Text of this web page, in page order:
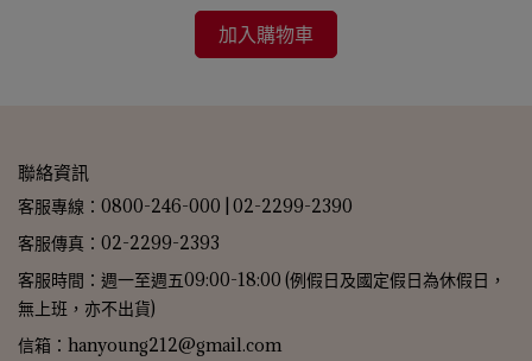
加入購物車
聯絡資訊
客服專線：0800-246-000 | 02-2299-2390
客服傳真：02-2299-2393
客服時間：週一至週五09:00-18:00 (例假日及國定假日為休假日，
無上班，亦不出貨)
信箱：hanyoung212@gmail.com